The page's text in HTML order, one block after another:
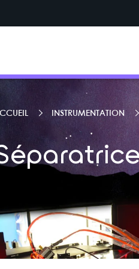
INSTRUMENTATION